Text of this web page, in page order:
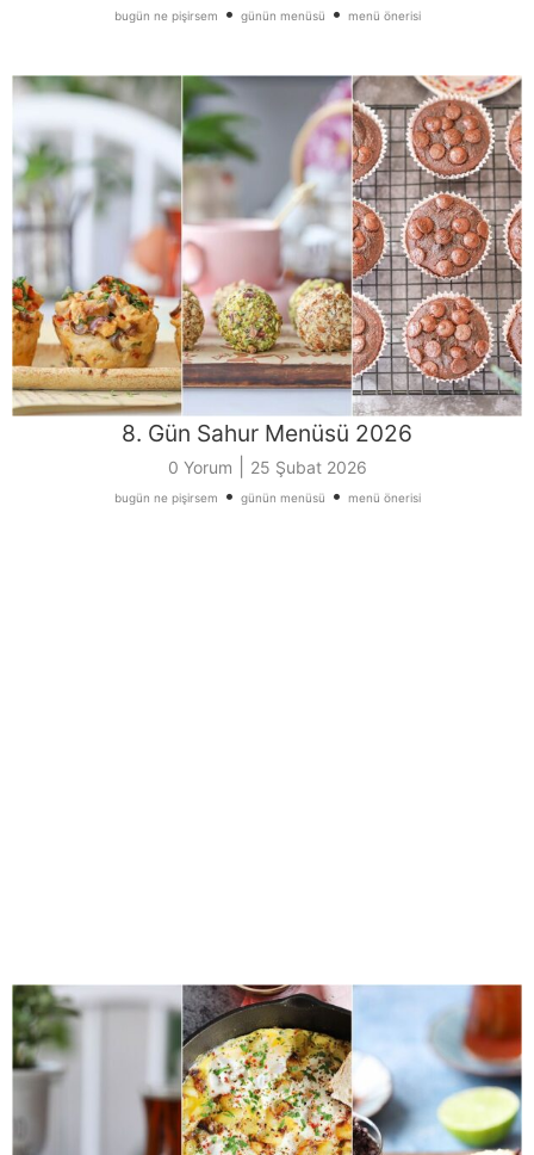
bugün ne pişirsem • günün menüsü • menü önerisi
8. Gün Sahur Menüsü 2026
0 Yorum 25 Şubat 2026
bugün ne pişirsem • günün menüsü • menü önerisi